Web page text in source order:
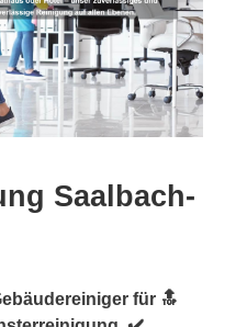
Saalbach-
für 🔝